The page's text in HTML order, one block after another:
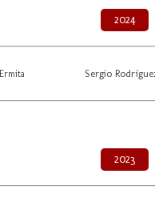
2024
Sergio
2023